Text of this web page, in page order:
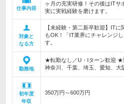
仕事内容
ヶ月の充実研修！その後はITサ
実に実戦経験を磨けます。
対象と
なる方
【未経験・第二新卒歓迎】IT
もOK！「IT業界にチャレンジ
す。
勤務地
★転勤なし／U・Iターン歓迎 ★
神奈川、千葉、埼玉、愛知、大
初年度
年収
350万円～600万円